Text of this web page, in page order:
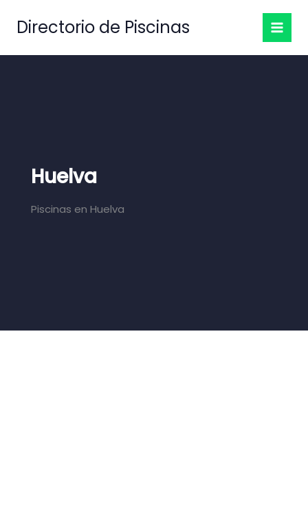
Directorio de Piscinas
Huelva
Piscinas en Huelva